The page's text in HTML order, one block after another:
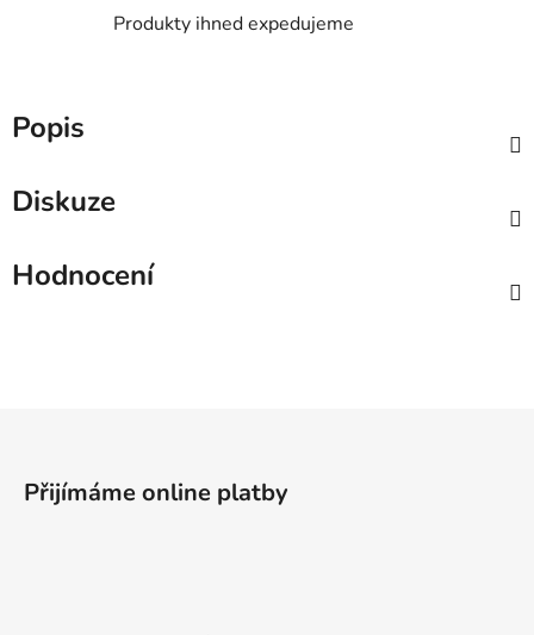
Produkty ihned expedujeme
Popis
Diskuze
Hodnocení
Přijímáme online platby